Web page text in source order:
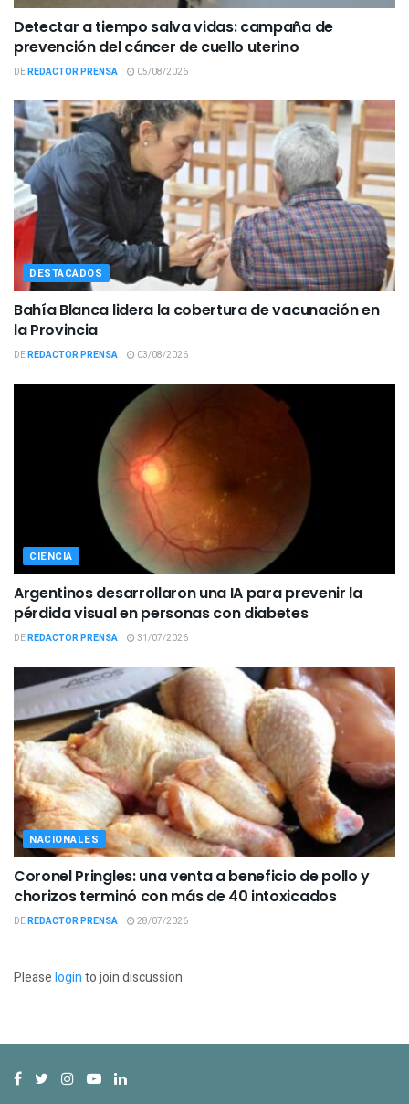
Detectar a tiempo salva vidas: campaña de
prevención del cáncer de cuello uterino
DEREDACTOR PRENSA 05/08/2026
DESTACADOS
Bahía Blanca lidera la cobertura de vacunación en
la Provincia
DEREDACTOR PRENSA 03/08/2026
CIENCIA
Argentinos desarrollaron una IA para prevenir la
pérdida visual en personas con diabetes
DEREDACTOR PRENSA 31/07/2026
NACIONALES
Coronel Pringles: una venta a beneficio de pollo y
chorizos terminó con más de 40 intoxicados
DEREDACTOR PRENSA 28/07/2026
Pleaseloginto join discussion